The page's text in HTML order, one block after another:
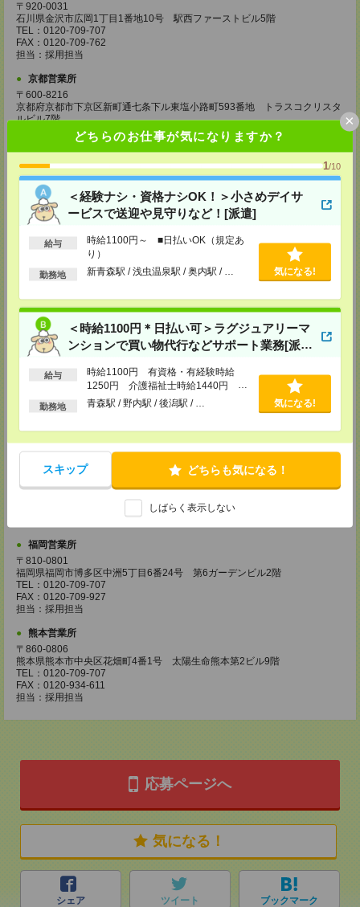
どちらのお仕事が気になりますか？
1/10
＜経験ナシ・資格ナシOK！＞小さめデイサ
ービスで送迎や見守りなど！[派遣]
給与
時給1100円～ ■日払いOK（規定あ
り）
勤務地 新青森駅 / 浅虫温泉駅 / 奥内駅 / … 気になる!
＜時給1100円＊日払い可＞ラグジュアリーマ
ンションで買い物代行などサポート業務[派
給与
時給1100円 有資格・有経験時給
1250円 介護福祉士時給1440円 ■
日払いOK（規定あり）※即日払い不
勤務地 青森駅 / 野内駅 / 後潟駅 / … 気になる!
スキップ どちらも気になる！
しばらく表示しない
×
〒920-0031
石川県金沢市広岡1丁目1番地10号 駅西ファーストビル5階
TEL：0120-709-707
FAX：0120-709-762
担当：採用担当
京都営業所
〒600-8216
京都府京都市下京区新町通七条下ル東塩小路町593番地 トラスコクリスタ
ルビル7階
TEL：0120-709-707
FAX：0120-709-751
担当：採用担当
大阪営業所
〒530-0017
大阪府大阪市北区角田町8番1号 大阪梅田ツインタワーズ・ノース34階
TEL：0120-995-985
担当：採用担当
神戸営業所
兵庫県神戸市中央区東川崎町1丁目3番3号 神戸ハーバーランドセンタービ
ル18階
TEL：0120-995-984
FAX：0120-709-785
担当：採用担当
広島営業所
広島県広島市中区紙屋町2丁目1番地22号 広島興銀ビル11階
TEL：0120-709-707
担当：採用担当
〒790-0003
愛媛県松山市三番町7丁目1番地21号 ジブラルタ生命松山ビル8階
福岡営業所
〒810-0801
福岡県福岡市博多区中洲5丁目6番24号 第6ガーデンビル2階
TEL：0120-709-707
FAX：0120-709-927
担当：採用担当
熊本営業所
〒860-0806
熊本県熊本市中央区花畑町4番1号 太陽生命熊本第2ビル9階
TEL：0120-709-707
FAX：0120-934-611
担当：採用担当
応募ページへ
気になる！
シェア ツイート ブックマーク